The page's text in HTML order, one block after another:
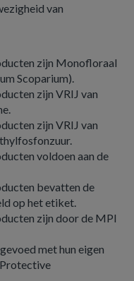
van
zijn Monofloraal
Scoparium).
zijn VRIJ van
zijn VRIJ van
voldoen aan de
bevatten de
op het etiket.
zijn door de MPI
met hun eigen